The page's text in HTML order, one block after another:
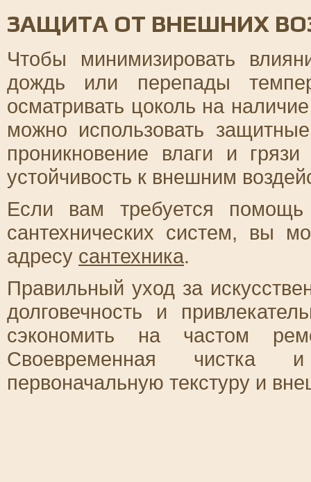
ЗАЩИТА ОТ ВНЕШНИХ
Чтобы минимизировать
дождь или перепады
осматривать цоколь на
можно использовать
проникновение влаги и
устойчивость к внешним
Если вам требуется
сантехнических систем, вы
адресу сантехника.
Правильный уход за
долговечность и
сэкономить на частом
Своевременная чистка
первоначальную текстуру и